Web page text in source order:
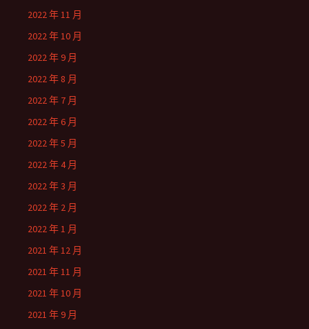
2022 年 11 月
2022 年 10 月
2022 年 9 月
2022 年 8 月
2022 年 7 月
2022 年 6 月
2022 年 5 月
2022 年 4 月
2022 年 3 月
2022 年 2 月
2022 年 1 月
2021 年 12 月
2021 年 11 月
2021 年 10 月
2021 年 9 月